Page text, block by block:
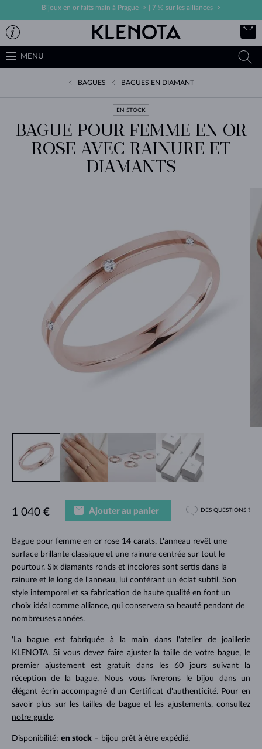
Bijoux en or faits main à Prague -> 7 % sur les alliances ->
MENU
BAGUES BAGUES EN DIAMANT
EN STOCK
BAGUE POUR FEMME EN OR
ROSE AVEC RAINURE ET
DIAMANTS
Bague pour femme en or rose 14 carats. L'anneau revêt une
surface brillante classique et une rainure centrée sur tout le
pourtour. Six diamants ronds et incolores sont sertis dans la
rainure et le long de l'anneau, lui conférant un éclat subtil. Son
style intemporel et sa fabrication de haute qualité en font un
choix idéal comme alliance, qui conservera sa beauté pendant de
nombreuses années.
'La bague est fabriquée à la main dans l'atelier de joaillerie
KLENOTA. Si vous devez faire ajuster la taille de votre bague, le
premier ajustement est gratuit dans les 60 jours suivant la
réception de la bague. Nous vous livrerons le bijou dans un
élégant écrin accompagné d'un Certificat d'authenticité. Pour en
savoir plus sur les tailles de bague et les ajustements, consultez
notre guide.
Disponibilité: en stock– bijou prêt à être expédié.
1 040 € Ajouter au panier DES QUESTIONS ?